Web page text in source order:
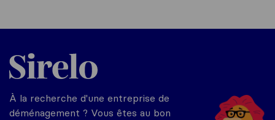
Sirelo.fr
À la recherche d'une entreprise de
déménagement ? Vous êtes au bon